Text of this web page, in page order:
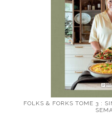
FOLKS & FORKS TOME 3 :